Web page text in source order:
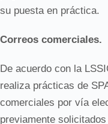
su puesta en práctica.
Correos comerciales.
De acuerdo con la
realiza prácticas de
comerciales por vía
previamente